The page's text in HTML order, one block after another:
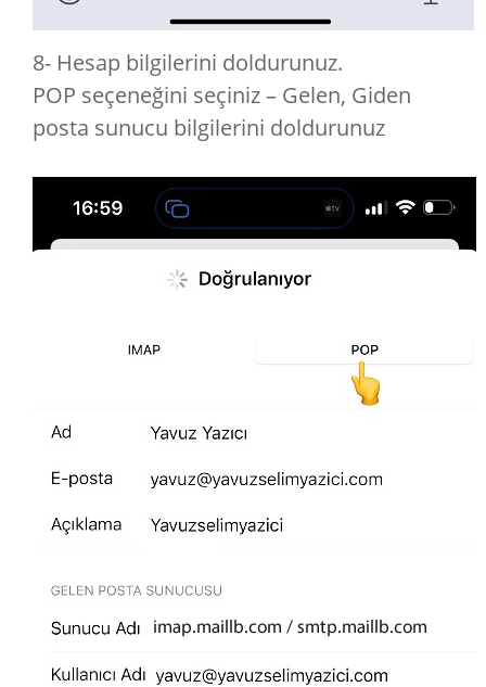
8- Hesap bilgilerini doldurunuz.
POP seçeneğini seçiniz – Gelen, Giden
posta sunucu bilgilerini doldurunuz